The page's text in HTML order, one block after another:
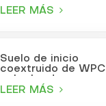
LEER MÁS
Suelo de inicio
coextruido de WPC
LEER MÁS